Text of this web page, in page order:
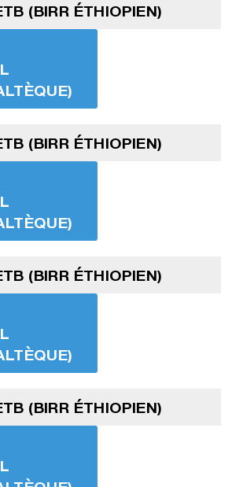
(BIRR ÉTHIOPIEN)
(BIRR ÉTHIOPIEN)
(BIRR ÉTHIOPIEN)
(BIRR ÉTHIOPIEN)